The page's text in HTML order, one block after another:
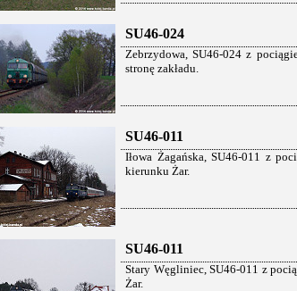
SU46-024
Zebrzydowa, SU46-024 z
stronę zakładu.
SU46-011
Iłowa Żagańska, SU46-011 z
kierunku Żar.
SU46-011
Stary Węgliniec, SU46-011 z
Żar.